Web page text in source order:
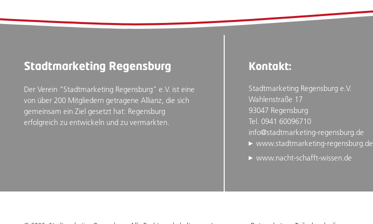
Stadtmarketing Regensburg
Der Verein "Stadtmarketing Regensburg" e.V. ist eine
von über 200 Mitgliedern getragene Allianz, die sich
gemeinsam ein Ziel gesetzt hat: Regensburg
erfolgreich zu entwickeln und zu vermarkten.
Kontakt:
Stadtmarketing Regensburg e.V.
Wahlenstraße 17
93047 Regensburg
Tel. 0941 60096710
info@stadtmarketing-regensburg.de
www.stadtmarketing-regensburg.de
www.nacht-schafft-wissen.de